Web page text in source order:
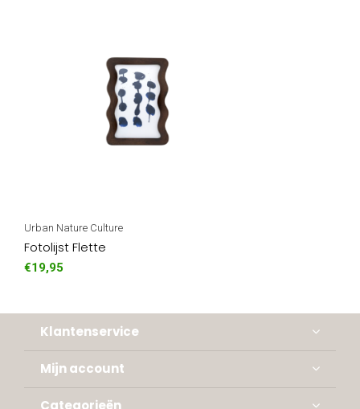
Urban Nature Culture
Fotolijst Flette
€19,95
Klantenservice
Mijn account